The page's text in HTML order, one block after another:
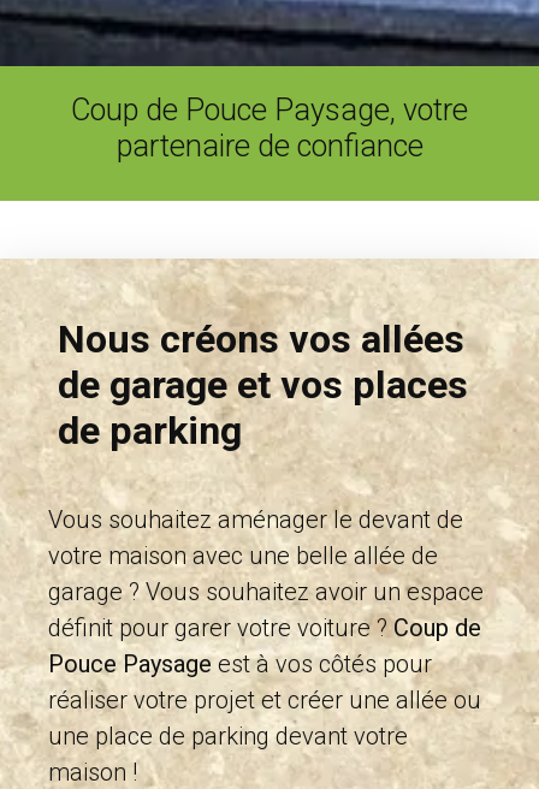
Coup de Pouce Paysage, votre
partenaire de confiance
Nous créons vos allées
de garage et vos places
de parking
Vous souhaitez aménager le devant de
votre maison avec une belle allée de
garage ? Vous souhaitez avoir un espace
définit pour garer votre voiture ? Coup de
Pouce Paysage est à vos côtés pour
réaliser votre projet et créer une allée ou
une place de parking devant votre
maison !